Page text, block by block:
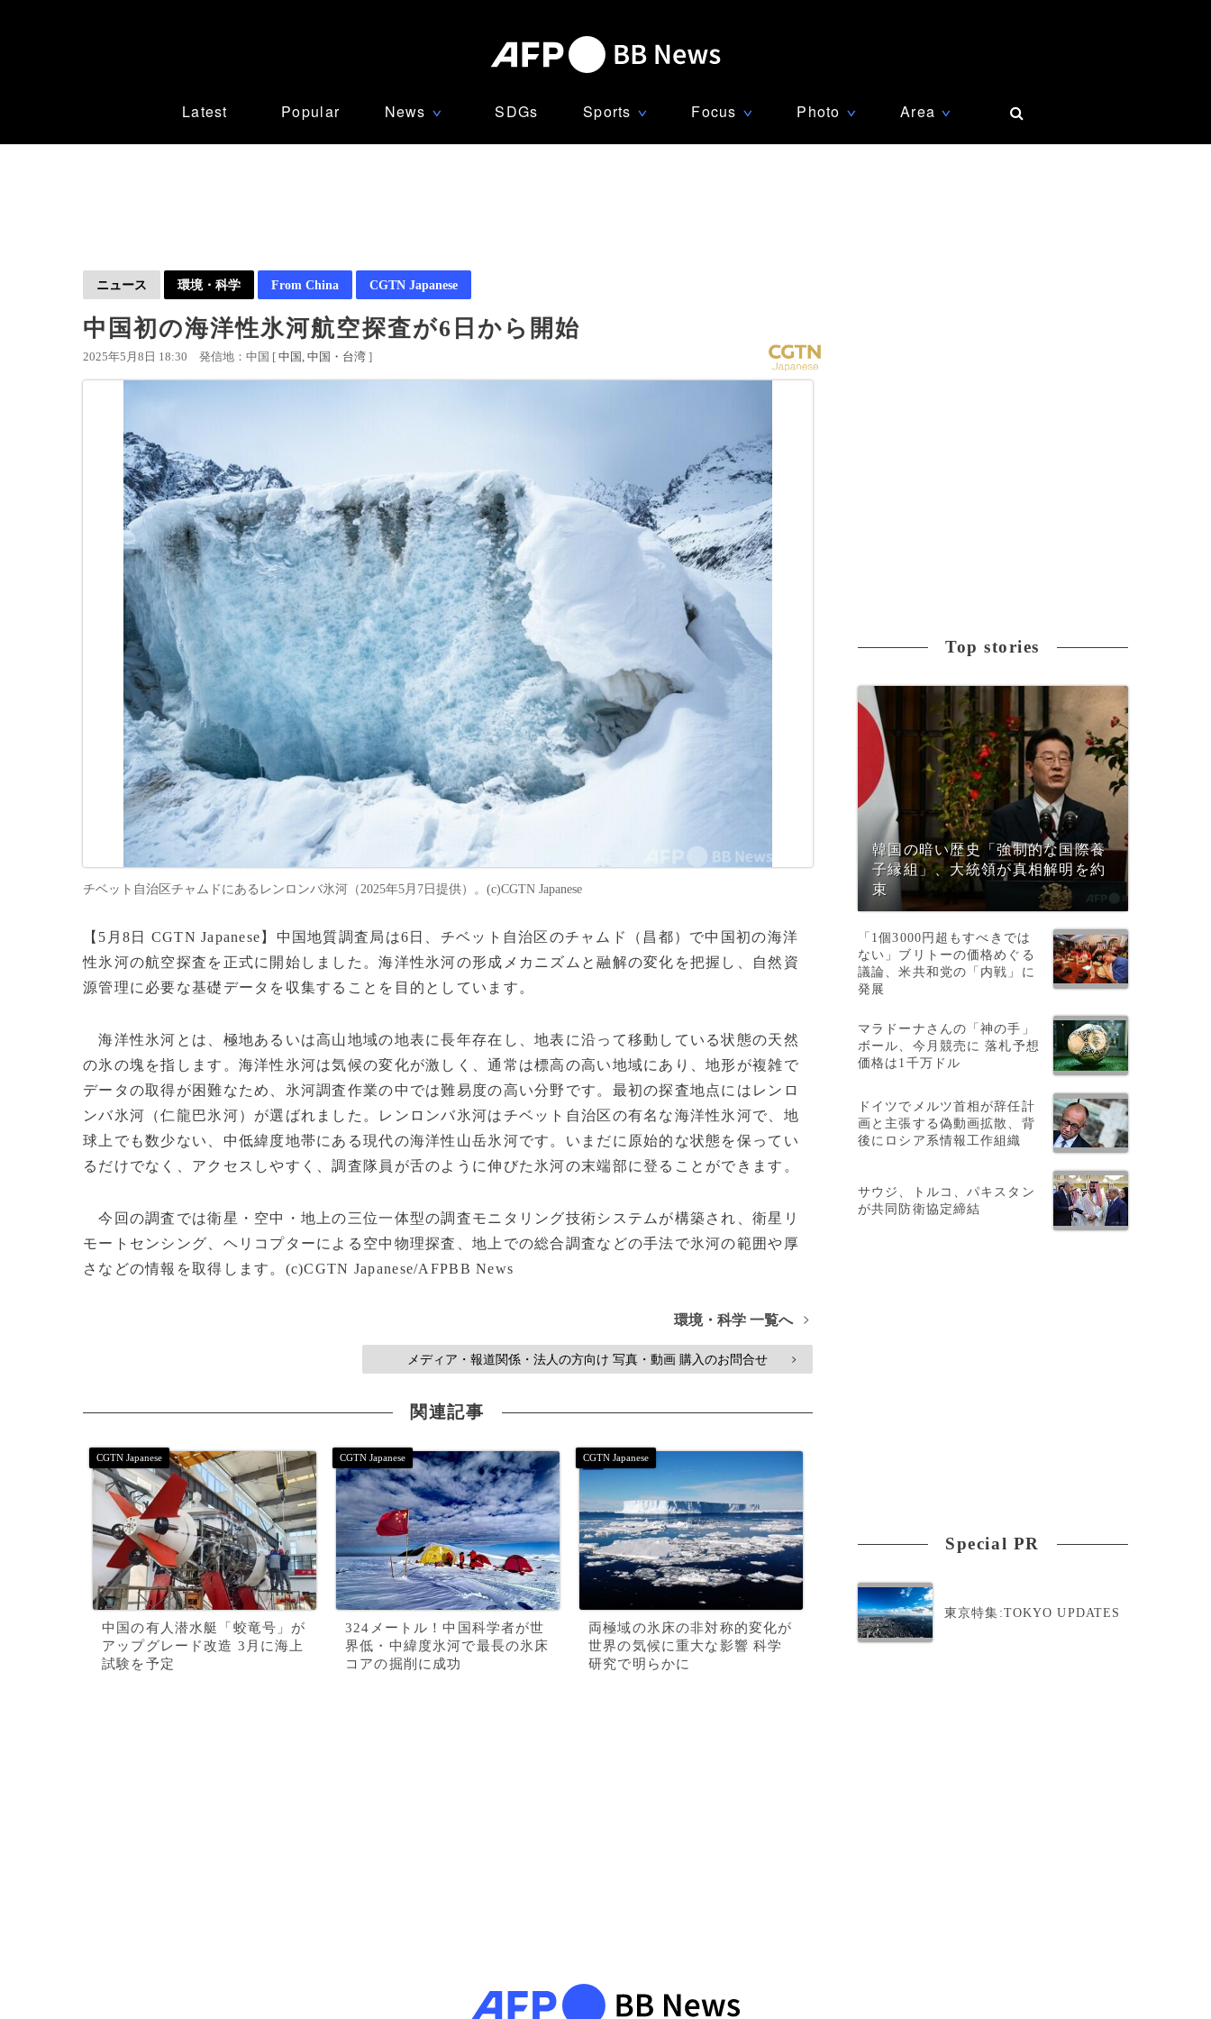
Latest Popular News ∨ SDGs Sports ∨ Focus ∨ Photo ∨ Area ∨
ニュース 環境・科学 From China CGTN Japanese
中国初の海洋性氷河航空探査が6日から開始
2025年5月8日 18:30 発信地：中国 [ 中国 中国・台湾 ]
チベット自治区チャムドにあるレンロンバ氷河（2025年5月7日提供）。(c)CGTN Japanese
【5月8日 CGTN Japanese】中国地質調査局は6日、チベット自治区のチャムド（昌都）で中国初の海洋
性氷河の航空探査を正式に開始しました。海洋性氷河の形成メカニズムと融解の変化を把握し、自然資
源管理に必要な基礎データを収集することを目的としています。
海洋性氷河とは、極地あるいは高山地域の地表に長年存在し、地表に沿って移動している状態の天然
の氷の塊を指します。海洋性氷河は気候の変化が激しく、通常は標高の高い地域にあり、地形が複雑で
データの取得が困難なため、氷河調査作業の中では難易度の高い分野です。最初の探査地点にはレンロ
ンバ氷河（仁龍巴氷河）が選ばれました。レンロンバ氷河はチベット自治区の有名な海洋性氷河で、地
球上でも数少ない、中低緯度地帯にある現代の海洋性山岳氷河です。いまだに原始的な状態を保ってい
るだけでなく、アクセスしやすく、調査隊員が舌のように伸びた氷河の末端部に登ることができます。
今回の調査では衛星・空中・地上の三位一体型の調査モニタリング技術システムが構築され、衛星リ
モートセンシング、ヘリコプターによる空中物理探査、地上での総合調査などの手法で氷河の範囲や厚
さなどの情報を取得します。(c)CGTN Japanese/AFPBB News
環境・科学 一覧へ >
メディア・報道関係・法人の方向け 写真・動画 購入のお問合せ >
関連記事
中国の有人潜水艇「蛟竜号」が
アップグレード改造 3月に海上
試験を予定
324メートル！中国科学者が世
界低・中緯度氷河で最長の氷床
コアの掘削に成功
両極域の氷床の非対称的変化が
世界の気候に重大な影響 科学
研究で明らかに
Top stories
韓国の暗い歴史「強制的な国際養
子縁組」、大統領が真相解明を約
束
「1個3000円超もすべきでは
ない」ブリトーの価格めぐる
議論、米共和党の「内戦」に
発展
マラドーナさんの「神の手」
ボール、今月競売に 落札予想
価格は1千万ドル
ドイツでメルツ首相が辞任計
画と主張する偽動画拡散、背
後にロシア系情報工作組織
サウジ、トルコ、パキスタン
が共同防衛協定締結
Special PR
東京特集:TOKYO UPDATES